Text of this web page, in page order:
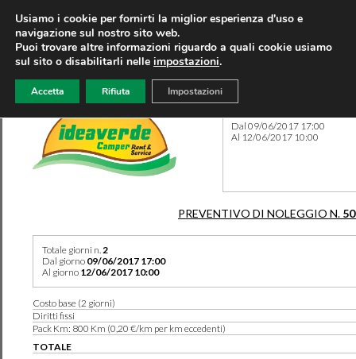
Dal 09/06/2017 17:00
Al 12/06/2017 10:00
PREVENTIVO DI NOLEGGIO N.
Totale giorni n.2
Dal giorno 09/06/2017 17:00
Al giorno 12/06/2017 10:00
Costo base (2 giorni)
Diritti fissi
Pack Km: 800 Km (0,20 €/km per km eccedenti)
TOTALE
Usiamo i cookie per fornirti la miglior esperienza d'uso e
navigazione sul nostro sito web.
Puoi trovare altre informazioni riguardo a quali cookie usiamo
sul sito o disabilitarli nelle impostazioni.
Accetta Rifiuta Impostazioni